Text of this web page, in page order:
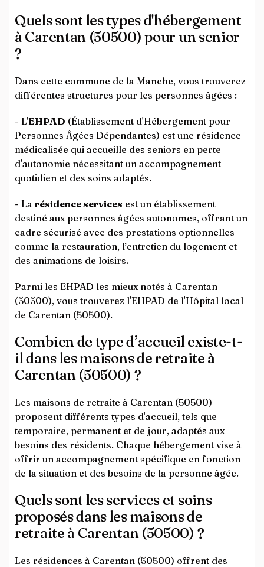
Quels sont les types d'hébergement
à Carentan (50500) pour un senior
?
Dans cette commune de la Manche, vous trouverez
différentes structures pour les personnes âgées :
- L'EHPAD (Établissement d'Hébergement pour
Personnes Âgées Dépendantes) est une résidence
médicalisée qui accueille des seniors en perte
d'autonomie nécessitant un accompagnement
quotidien et des soins adaptés.
- La résidence services est un établissement
destiné aux personnes âgées autonomes, offrant un
cadre sécurisé avec des prestations optionnelles
comme la restauration, l’entretien du logement et
des animations de loisirs.
Parmi les EHPAD les mieux notés à Carentan
(50500), vous trouverez l'EHPAD de l'Hôpital local
de Carentan (50500).
Combien de type d’accueil existe-t-
il dans les maisons de retraite à
Carentan (50500) ?
Les maisons de retraite à Carentan (50500)
proposent différents types d'accueil, tels que
temporaire, permanent et de jour, adaptés aux
besoins des résidents. Chaque hébergement vise à
offrir un accompagnement spécifique en fonction
de la situation et des besoins de la personne âgée.
Quels sont les services et soins
proposés dans les maisons de
retraite à Carentan (50500) ?
Les résidences à Carentan (50500) offrent des